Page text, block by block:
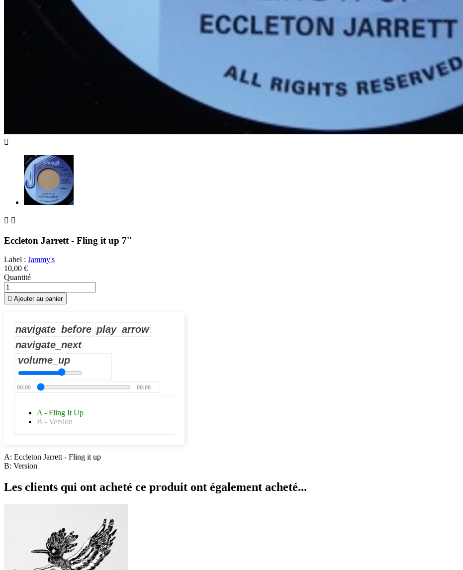

 
Eccleton Jarrett - Fling it up 7''
Label : Jammy's
10,00 €
Quantité
 Ajouter au panier
navigate_before play_arrow
navigate_next
volume_up
00:00 00:00
A - Fling It Up
B - Version
A: Eccleton Jarrett - Fling it up
B: Version
Les clients qui ont acheté ce produit ont également acheté...